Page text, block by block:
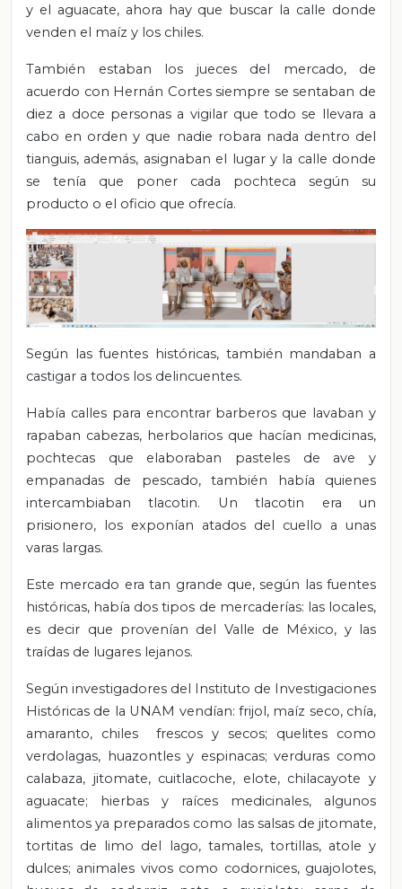
y el aguacate, ahora hay que buscar la calle donde
venden el maíz y los chiles.
También estaban los jueces del mercado, de
acuerdo con Hernán Cortes siempre se sentaban de
diez a doce personas a vigilar que todo se llevara a
cabo en orden y que nadie robara nada dentro del
tianguis, además, asignaban el lugar y la calle donde
se tenía que poner cada pochteca según su
producto o el oficio que ofrecía.
Según las fuentes históricas, también mandaban a
castigar a todos los delincuentes.
Había calles para encontrar barberos que lavaban y
rapaban cabezas, herbolarios que hacían medicinas,
pochtecas que elaboraban pasteles de ave y
empanadas de pescado, también había quienes
intercambiaban tlacotin. Un tlacotin era un
prisionero, los exponían atados del cuello a unas
varas largas.
Este mercado era tan grande que, según las fuentes
históricas, había dos tipos de mercaderías: las locales,
es decir que provenían del Valle de México, y las
traídas de lugares lejanos.
Según investigadores del Instituto de Investigaciones
Históricas de la UNAM vendían: frijol, maíz seco, chía,
amaranto, chiles frescos y secos; quelites como
verdolagas, huazontles y espinacas; verduras como
calabaza, jitomate, cuitlacoche, elote, chilacayote y
aguacate; hierbas y raíces medicinales, algunos
alimentos ya preparados como las salsas de jitomate,
tortitas de limo del lago, tamales, tortillas, atole y
dulces; animales vivos como codornices, guajolotes,